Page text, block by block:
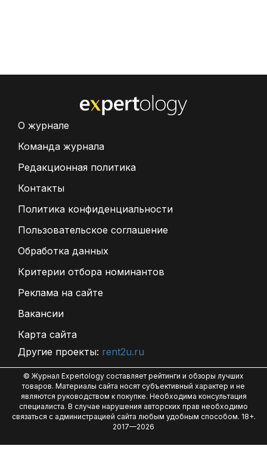
О журнале
Команда журнала
Редакционная политика
Контакты
Политика конфиденциальности
Пользовательское соглашение
Обработка данных
Критерии отбора номинантов
Реклама на сайте
Вакансии
Карта сайта
Другие проекты: rent2u.ru
© Журнал Expertology составляет рейтинги и обзоры лучших
товаров. Материалы сайта носят субъективный характер и не
являются руководством к покупке. Необходима консультация
специалиста. В случае нарушения авторских прав необходимо
связаться с администрацией сайта любым удобным способом. 18+.
2017—2026